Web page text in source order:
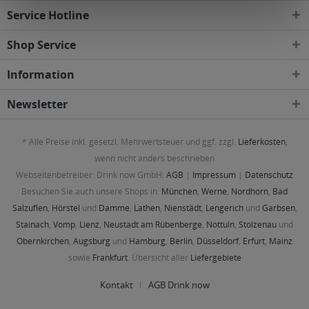
Service Hotline
Shop Service
Information
Newsletter
* Alle Preise inkl. gesetzl. Mehrwertsteuer und ggf. zzgl. Lieferkosten,
wenn nicht anders beschrieben
Webseitenbetreiber: Drink now GmbH: AGB | Impressum | Datenschutz
Besuchen Sie auch unsere Shops in: München, Werne, Nordhorn, Bad
Salzuflen, Hörstel und Damme, Lathen, Nienstädt, Lengerichund Garbsen,
Stainach, Vomp, Lienz, Neustadt am Rübenberge, Nottuln, Stolzenau und
Obernkirchen, Augsburg und Hamburg, Berlin, Düsseldorf, Erfurt, Mainz
sowie Frankfurt. Übersicht aller Liefergebiete
Kontakt AGB Drink now